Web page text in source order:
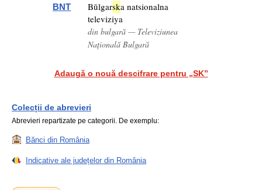
BNT Bŭlgarska natsionalna
televiziya
din bulgară — Televiziunea
Națională Bulgară
Adaugă o nouă descifrare pentru „SK”
Colecții de abrevieri
Abrevieri repartizate pe categorii. De exemplu:
Bănci din România
Indicative ale județelor din România